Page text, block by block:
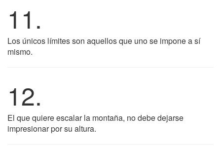
11.
Los únicos límites son aquellos que uno se impone a sí
mismo.
12.
El que quiere escalar la montaña, no debe dejarse
impresionar por su altura.